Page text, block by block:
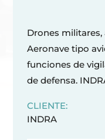
Drones
Aeronave tipo
funciones de
de defensa.
CLIENTE:
INDRA